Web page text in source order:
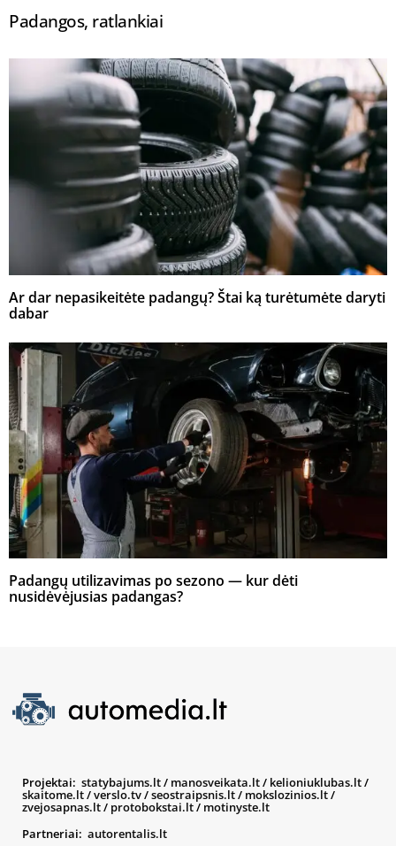
Padangos, ratlankiai
Ar dar nepasikeitėte padangų? Štai ką turėtumėte daryti
dabar
Padangų utilizavimas po sezono — kur dėti
nusidėvėjusias padangas?
Projektai: statybajums.lt/ manosveikata.lt/ kelioniuklubas.lt/
skaitome.lt/verslo.tv/seostraipsnis.lt/ mokslozinios.lt/
zvejosapnas.lt/ protobokstai.lt/ motinyste.lt
Partneriai: autorentalis.lt